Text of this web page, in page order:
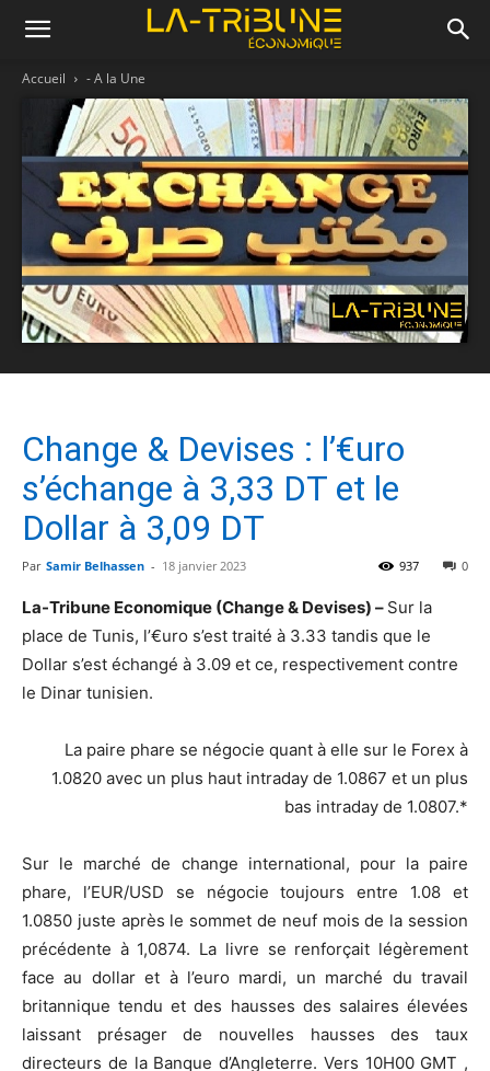
Accueil - A la Une
Change & Devises : l’€uro
s’échange à 3,33 DT et le
Dollar à 3,09 DT
Par Samir Belhassen - 18 janvier 2023 0
937
La-Tribune Economique (Change & Devises) – Sur la
place de Tunis, l’€uro s’est traité à 3.33 tandis que le
Dollar s’est échangé à 3.09 et ce, respectivement contre
le Dinar tunisien.
La paire phare se négocie quant à elle sur le Forex à
1.0820 avec un plus haut intraday de 1.0867 et un plus
bas intraday de 1.0807.*
Sur le marché de change international, pour la paire
phare, l’EUR/USD se négocie toujours entre 1.08 et
1.0850 juste après le sommet de neuf mois de la session
précédente à 1,0874. La livre se renforçait légèrement
face au dollar et à l’euro mardi, un marché du travail
britannique tendu et des hausses des salaires élevées
laissant présager de nouvelles hausses des taux
directeurs de la Banque d’Angleterre. Vers 10H00 GMT ,